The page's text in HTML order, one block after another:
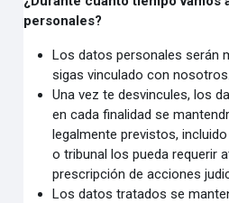
personales?
Los datos personales serán
sigas vinculado con nosotros.
Una vez te desvincules, los
en cada finalidad se
legalmente previstos,
o tribunal los pueda requerir
prescripción de acciones
Los datos tratados se